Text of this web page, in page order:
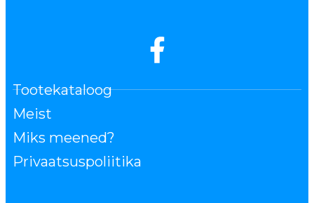
Tootekataloog
Meist
Miks meened?
Privaatsuspoliitika